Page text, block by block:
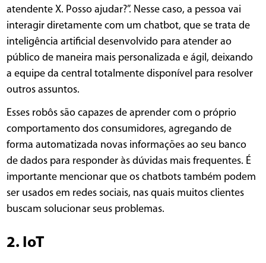
atendente X. Posso ajudar?”. Nesse caso, a pessoa vai
interagir diretamente com um chatbot, que se trata de
inteligência artificial desenvolvido para atender ao
público de maneira mais personalizada e ágil, deixando
a equipe da central totalmente disponível para resolver
outros assuntos.
Esses robôs são capazes de aprender com o próprio
comportamento dos consumidores, agregando de
forma automatizada novas informações ao seu banco
de dados para responder às dúvidas mais frequentes. É
importante mencionar que os chatbots também podem
ser usados em redes sociais, nas quais muitos clientes
buscam solucionar seus problemas.
2. IoT